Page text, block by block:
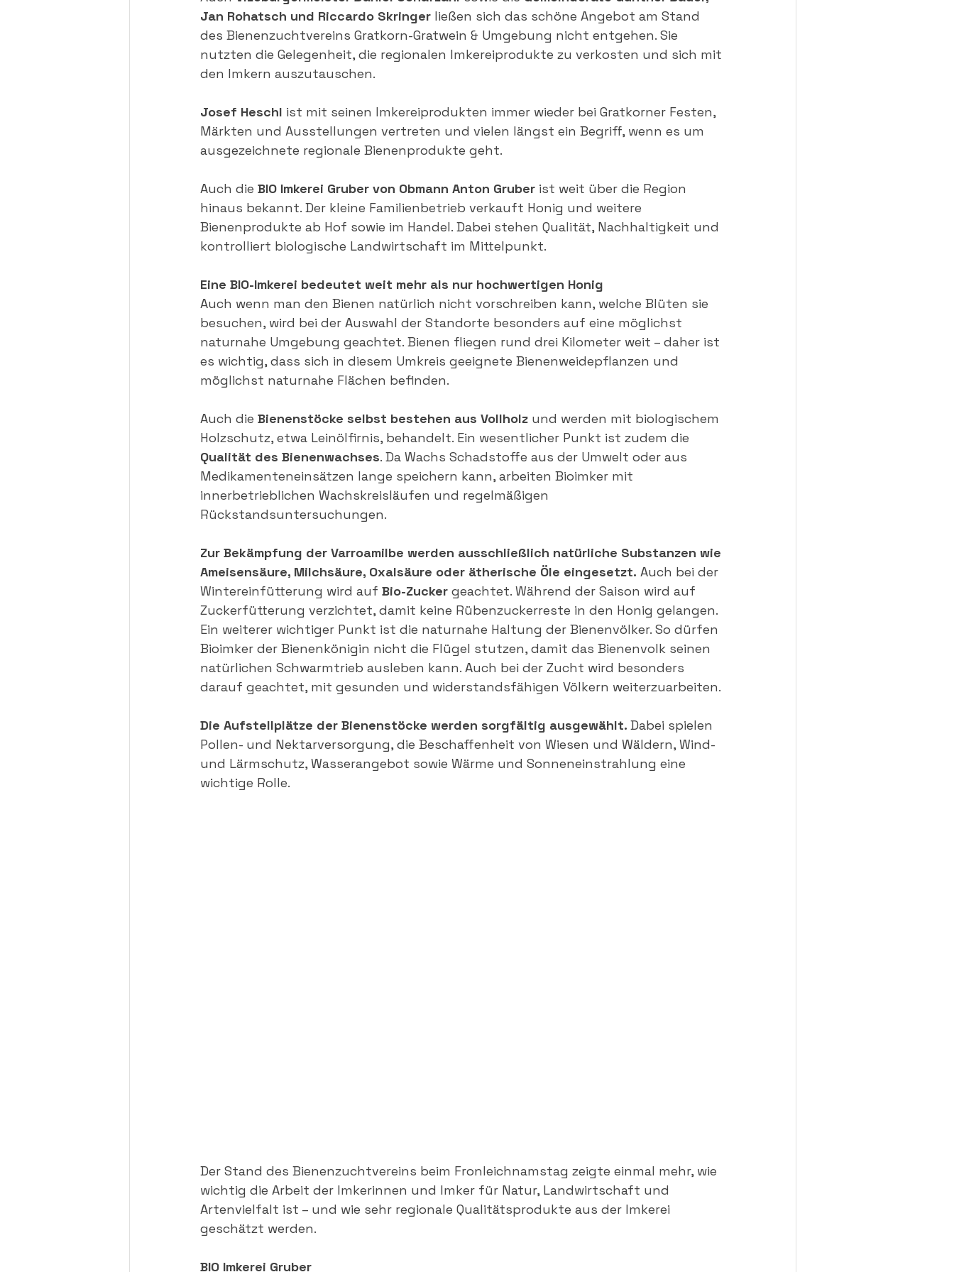
Jan Rohatsch und Riccardo Skringer ließen sich das schöne Angebot am Stand
des Bienenzuchtvereins Gratkorn-Gratwein & Umgebung nicht entgehen. Sie
nutzten die Gelegenheit, die regionalen Imkereiprodukte zu verkosten und sich mit
den Imkern auszutauschen.
Josef Heschl ist mit seinen Imkereiprodukten immer wieder bei Gratkorner Festen,
Märkten und Ausstellungen vertreten und vielen längst ein Begriff, wenn es um
ausgezeichnete regionale Bienenprodukte geht.
Auch die BIO Imkerei Gruber von Obmann Anton Gruber ist weit über die Region
hinaus bekannt. Der kleine Familienbetrieb verkauft Honig und weitere
Bienenprodukte ab Hof sowie im Handel. Dabei stehen Qualität, Nachhaltigkeit und
kontrolliert biologische Landwirtschaft im Mittelpunkt.
Eine BIO-Imkerei bedeutet weit mehr als nur hochwertigen Honig
Auch wenn man den Bienen natürlich nicht vorschreiben kann, welche Blüten sie
besuchen, wird bei der Auswahl der Standorte besonders auf eine möglichst
naturnahe Umgebung geachtet. Bienen fliegen rund drei Kilometer weit – daher ist
es wichtig, dass sich in diesem Umkreis geeignete Bienenweidepflanzen und
möglichst naturnahe Flächen befinden.
Auch die Bienenstöcke selbst bestehen aus Vollholz und werden mit biologischem
Holzschutz, etwa Leinölfirnis, behandelt. Ein wesentlicher Punkt ist zudem die
Qualität des Bienenwachses. Da Wachs Schadstoffe aus der Umwelt oder aus
Medikamenteneinsätzen lange speichern kann, arbeiten Bioimker mit
innerbetrieblichen Wachskreisläufen und regelmäßigen
Rückstandsuntersuchungen.
Zur Bekämpfung der Varroamilbe werden ausschließlich natürliche Substanzen wie
Ameisensäure, Milchsäure, Oxalsäure oder ätherische Öle eingesetzt. Auch bei der
Wintereinfütterung wird auf Bio-Zucker geachtet. Während der Saison wird auf
Zuckerfütterung verzichtet, damit keine Rübenzuckerreste in den Honig gelangen.
Ein weiterer wichtiger Punkt ist die naturnahe Haltung der Bienenvölker. So dürfen
Bioimker der Bienenkönigin nicht die Flügel stutzen, damit das Bienenvolk seinen
natürlichen Schwarmtrieb ausleben kann. Auch bei der Zucht wird besonders
darauf geachtet, mit gesunden und widerstandsfähigen Völkern weiterzuarbeiten.
Die Aufstellplätze der Bienenstöcke werden sorgfältig ausgewählt. Dabei spielen
Pollen- und Nektarversorgung, die Beschaffenheit von Wiesen und Wäldern, Wind-
und Lärmschutz, Wasserangebot sowie Wärme und Sonneneinstrahlung eine
wichtige Rolle.
Der Stand des Bienenzuchtvereins beim Fronleichnamstag zeigte einmal mehr, wie
wichtig die Arbeit der Imkerinnen und Imker für Natur, Landwirtschaft und
Artenvielfalt ist – und wie sehr regionale Qualitätsprodukte aus der Imkerei
geschätzt werden.
BIO Imkerei Gruber